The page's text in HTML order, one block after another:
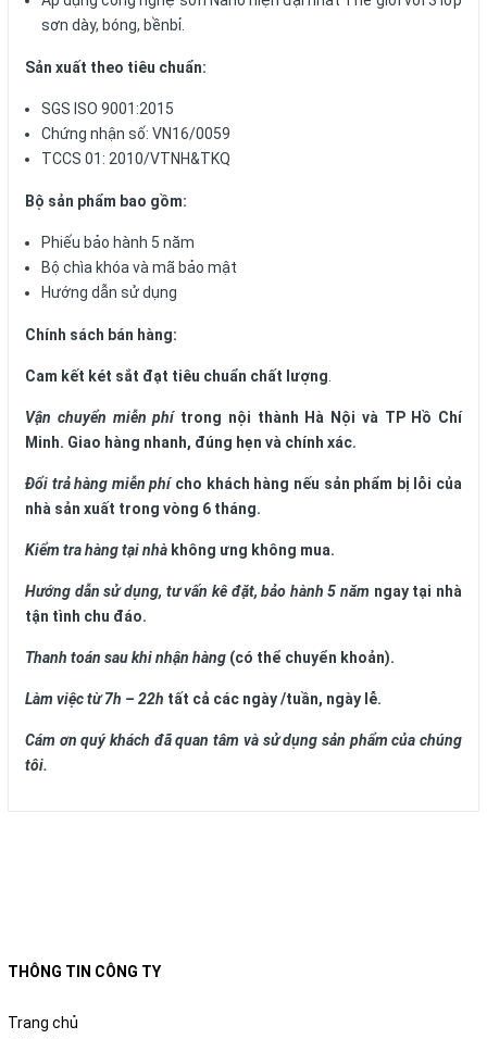
sơn dày, bóng, bềnbỉ.
Sản xuất theo tiêu chuẩn:
SGS ISO 9001:2015
Chứng nhận số: VN16/0059
TCCS 01: 2010/VTNH&TKQ
Bộ sản phẩm bao gồm:
Phiếu bảo hành 5 năm
Bộ chìa khóa và mã bảo mật
Hướng dẫn sử dụng
Chính sách bán hàng:
Cam kết két sắt đạt tiêu chuẩn chất lượng.
Vận chuyển miễn phí trong nội thành Hà Nội và TP Hồ Chí
Minh. Giao hàng nhanh, đúng hẹn và chính xác.
Đổi trả hàng miễn phí cho khách hàng nếu sản phẩm bị lỗi của
nhà sản xuất trong vòng 6 tháng.
Kiểm tra hàng tại nhà không ưng không mua.
Hướng dẫn sử dụng, tư vấn kêđặt,bảo hành 5 năm ngay tại nhà
tận tình chu đáo.
Thanh toán sau khi nhận hàng (có thể chuyển khoản).
Làm việctừ 7h – 22h tất cả các ngày /tuần, ngày lễ.
Cám ơn quý khách đã quan tâm và sử dụng sản phẩm của chúng
tôi.
THÔNG TIN CÔNG TY
Trang chủ